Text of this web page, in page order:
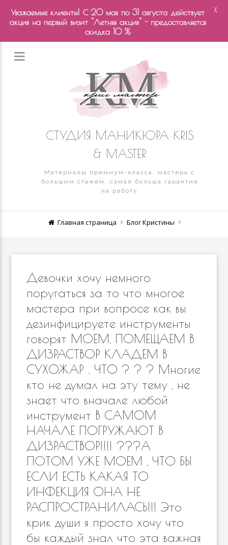
СТУДИЯ МАНИКЮРА KRIS
& MASTER
Материалы премиум-класса, мастера с
большим стажем, самая больша гарантия
на работу
Главная страница Блог Кристины
Девочки хочу немного
поругаться за то что многое
мастера при вопросе как вы
дезинфицируете инструменты
говорят МОЕМ, ПОМЕЩАЕМ В
ДИЗРАСТВОР КЛАДЕМ В
СУХОЖАР . ЧТО ? ? ? Многие
кто не думал на эту тему , не
знает что вначале любой
инструмент В САМОМ
НАЧАЛЕ ПОГРУЖАЮТ В
ДИЗРАСТВОР!!!! ???А
ПОТОМ УЖЕ МОЕМ , ЧТО БЫ
ЕСЛИ ЕСТЬ КАКАЯ ТО
ИНФЕКЦИЯ ОНА НЕ
РАСПРОСТРАНИЛАСЬ!!! Это
крик души я просто хочу что
бы каждый знал что эта важная
Уважаемые клиенты! С 20 мая по 31 августа действует
акция на первый визит "Летняя акция" - предоставляется
скидка 10 %
X